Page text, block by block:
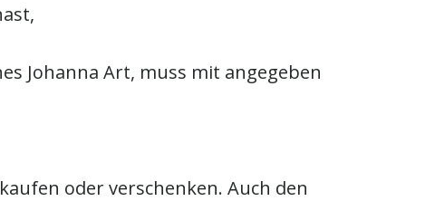
Johanna Art, muss mit angegeben
oder verschenken. Auch den